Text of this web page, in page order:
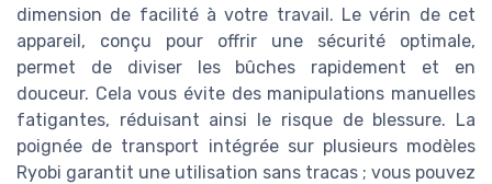
dimension de facilité à votre travail. Le vérin de cet
appareil, conçu pour offrir une sécurité optimale,
permet de diviser les bûches rapidement et en
douceur. Cela vous évite des manipulations manuelles
fatigantes, réduisant ainsi le risque de blessure. La
poignée de transport intégrée sur plusieurs modèles
Ryobi garantit une utilisation sans tracas ; vous pouvez